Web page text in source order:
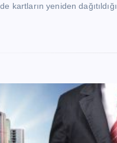
kartların yeniden dağıtıldığı,